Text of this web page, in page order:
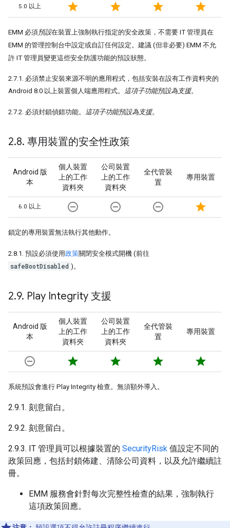
5.0 以上 star star star star
EMM 必須預設在裝置上強制執行指定的安全政策，不需要 IT 管理員在
EMM 的管理控制台中設定或自訂任何設定。建議 (但非必要) EMM 不允
許 IT 管理員變更這些安全防護功能的預設狀態。
2.7.1. 必須禁止安裝來源不明的應用程式，包括安裝在設有工作資料夾的
Android 8.0 以上裝置個人端應用程式。 這項子功能預設為支援。
2.7.2. 必須封鎖偵錯功能。 這項子功能預設為支援。
2.8. 專用裝置的安全性政策
Android 版
本
個人裝置
上的工作
資料夾
公司裝置
上的工作
資料夾
全代管裝
置
專用裝置
6.0 以上 remove_circle_outline remove_circle_outline remove_circle_outline star
鎖定的專用裝置無法執行其他動作。
2.8.1. 預設必須使用政策關閉安全模式開機 (前往
safeBootDisabled )。
2.9. Play Integrity 支援
Android 版
本
個人裝置
上的工作
資料夾
公司裝置
上的工作
資料夾
全代管裝
置
專用裝置
remove_circle_outline star star star star
系統預設會進行 Play Integrity 檢查。無須額外導入。
2.9.1. 刻意留白。
2.9.2. 刻意留白。
2.9.3. IT 管理員可以根據裝置的 SecurityRisk 值設定不同的
政策回應，包括封鎖佈建、清除公司資料，以及允許繼續註
冊。
EMM 服務會針對每次完整性檢查的結果，強制執行
這項政策回應。